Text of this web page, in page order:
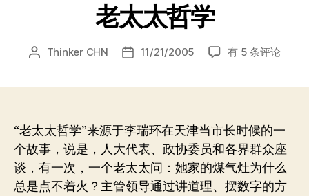
老太太哲学
文 Thinker CHN
发 11/21/2005
老
有 5 条评论
“老太太哲学”来源于李瑞环在天津当市长时候的一
个故事，说是，人大代表、政协委员和各界群众座
谈，有一次，一个老太太问：她家的煤气灶为什么
总是点不着火？主管领导通过讲道理、摆数字的方